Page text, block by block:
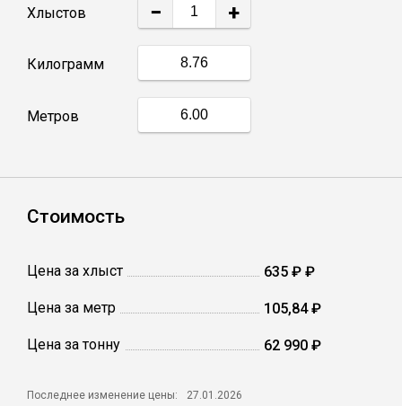
Труба профильная
Швеллер
Проволока
Хлыстов − +
Килограмм
Метров
Стоимость
Цена за хлыст 635 ₽ ₽
Цена за метр 105,84 ₽
Цена за тонну 62 990 ₽
Последнее изменение цены: 27.01.2026